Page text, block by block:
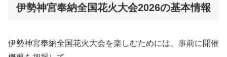
伊勢神宮奉納全国花火大会2026の基本情報
伊勢神宮奉納全国花火大会を楽しむためには、事前に開催